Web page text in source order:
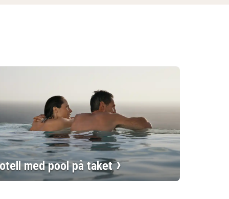
med pool på taket